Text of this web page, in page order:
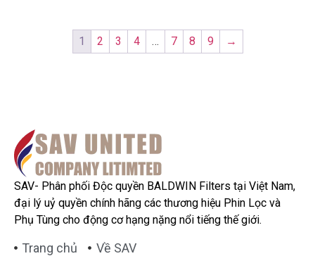
1 2 3 4 … 7 8 9 →
SAV- Phân phối Độc quyền BALDWIN Filters tại Việt Nam,
đại lý uỷ quyền chính hãng các thương hiệu Phin Lọc và
Phụ Tùng cho động cơ hạng nặng nổi tiếng thế giới.
Trang chủ
Về SAV